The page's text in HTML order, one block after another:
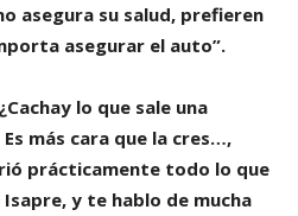
asegura su salud, prefieren
asegurar el auto”.
lo que sale una
más cara que la cres…,
prácticamente todo lo que
y te hablo de mucha